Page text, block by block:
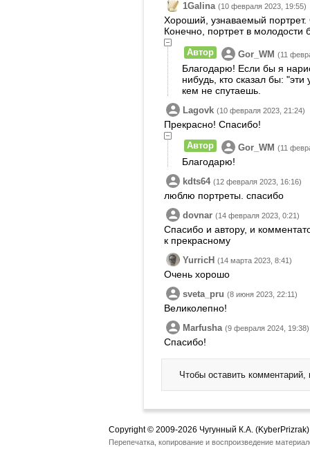
1Galina (10 февраля 2023, 19:55)
Хороший, узнаваемый
Конечно, портрет в молодости
Автор Gor_WM (11
Благодарю! Если бы я
нибудь, кто сказал бы:
кем не спутаешь.
Lagovk (10 февраля 2023, 21:24)
Прекрасно! Спасибо!
Автор Gor_WM (11
Благодарю!
kdts64 (12 февраля 2023, 16:16)
люблю портреты. спасибо
dovnar (14 февраля 2023, 0:21)
Спасибо и автору, и
к прекрасному
YurricH (14 марта 2023, 8:41)
Очень хорошо
sveta_pru (8 июня 2023, 22:11)
Великолепно!
Marfusha (9 февраля 2024, 19:38)
Спасибо!
Чтобы оставить
Copyright © 2009-2026 Чугунный К.А. (KyberPrizrak)
Перепечатка, копирование и воспроизведение